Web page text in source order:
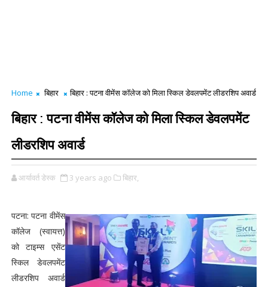
Home बिहार बिहार : पटना वीमेंस कॉलेज को मिला स्किल डेवलपमेंट लीडरशिप अवार्ड
बिहार : पटना वीमेंस कॉलेज को मिला स्किल डेवलपमेंट
लीडरशिप अवार्ड
आर्यावर्त डेस्क 3 years ago बिहार,
पटना: पटना वीमेंस
कॉलेज (स्वायत्त)
को टाइम्स एसेंट
स्किल डेवलपमेंट
लीडरशिप अवार्ड